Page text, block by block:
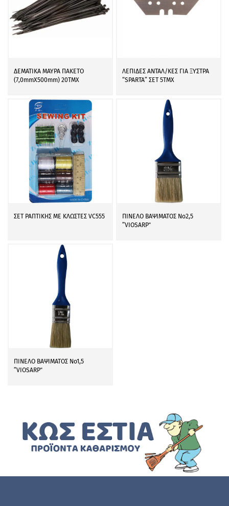
ΔΕΜΑΤΙΚΑ ΜΑΥΡΑ ΠΑΚΕΤΟ
(7,0mmΧ500mm) 20ΤΜΧ
ΛΕΠΙΔΕΣ ΑΝΤΑΛ/ΚΕΣ ΓΙΑ ΞΥΣΤΡΑ
“SPARTA” ΣΕΤ 5ΤΜΧ
ΣΕΤ ΡΑΠΤΙΚΗΣ ΜΕ ΚΛΩΣΤΕΣ VC555
ΠΙΝΕΛΟ ΒΑΨΙΜΑΤΟΣ Νο2,5
”VIOSARP΄΄
ΠΙΝΕΛΟ ΒΑΨΙΜΑΤΟΣ Νο1,5
”VIOSARP΄΄